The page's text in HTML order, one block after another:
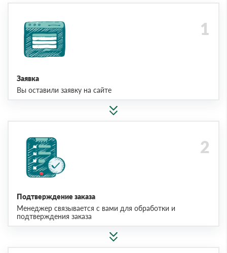
Заявка
Вы оставили заявку на сайте
Подтверждение заказа
Менеджер связывается с вами для обработки и
подтверждения заказа